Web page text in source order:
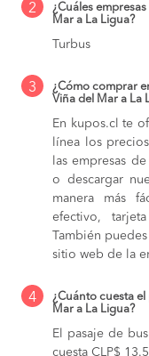
2
¿Cuáles
Mar a La Ligua?
Turbus
3
¿Cómo comprar
Viña del Mar a La
En kupos.cl te
línea los
las empresas
o descargar
manera más
efectivo,
También
sitio web de la
4
¿Cuánto cuesta el
Mar a La Ligua?
El pasaje de
cuesta CLP$